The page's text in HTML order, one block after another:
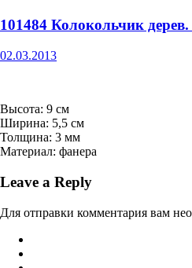
101484 Колокольчик
02.03.2013
Высота: 9 см
Ширина: 5,5 см
Толщина: 3 мм
Материал: фанера
Leave a Reply
Для отправки комментария вам